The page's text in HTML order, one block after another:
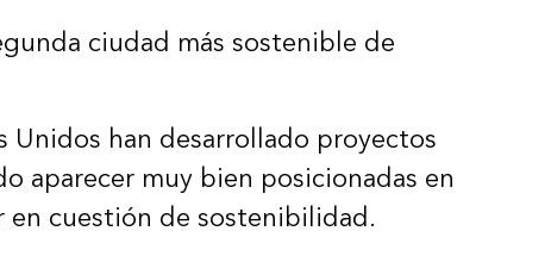
ciudad más sostenible de
Unidos han desarrollado proyectos
aparecer muy bien posicionadas en
en cuestión de sostenibilidad.